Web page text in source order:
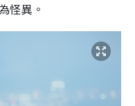
怪異。